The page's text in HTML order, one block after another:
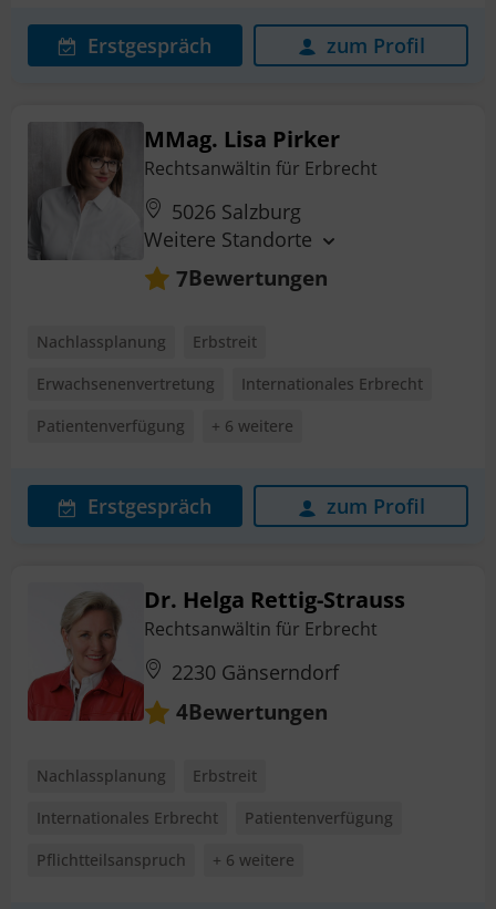
Erstgespräch zum Profil
MMag. Lisa Pirker
Rechtsanwältin für Erbrecht
5026 Salzburg
Weitere Standorte
7Bewertungen
Nachlassplanung
Erbstreit
Erwachsenenvertretung
Internationales Erbrecht
Patientenverfügung
+ 6 weitere
Erstgespräch zum Profil
Dr. Helga Rettig-Strauss
Rechtsanwältin für Erbrecht
2230 Gänserndorf
4Bewertungen
Nachlassplanung
Erbstreit
Internationales Erbrecht
Patientenverfügung
Pflichtteilsanspruch
+ 6 weitere